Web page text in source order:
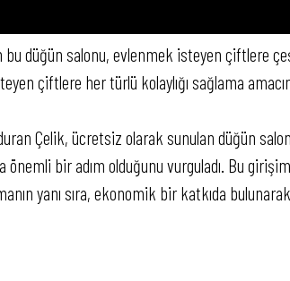
düğün salonu, evlenmek isteyen çiftlere
çiftlere her türlü kolaylığı sağlama
Çelik, ücretsiz olarak sunulan düğün
bir adım olduğunu vurguladı. Bu
yanı sıra, ekonomik bir katkıda